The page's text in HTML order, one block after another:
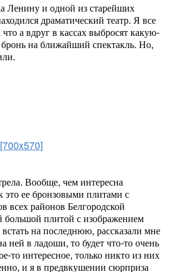
Ленину и одной из старейших
драматический театр. Я все
а вдруг в кассах выбросят какую-
на ближайший спектакль. Но,
[700x570]
Вообще, чем интересна
это ее бронзовыми плитами с
всех районов Белгородской
большой плитой с изображением
на последнюю, рассказали мне
ней в ладоши, то будет что-то очень
то интересное, только никто из них
и я в предвкушении сюрприза